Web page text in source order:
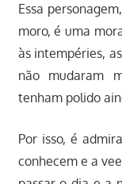
Essa
moro, é uma
às intempéries,
não mudaram
tenham polido
Por isso, é
conhecem e a